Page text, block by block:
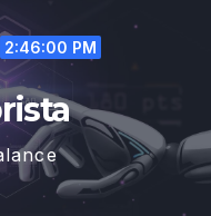
2:46:01 PM